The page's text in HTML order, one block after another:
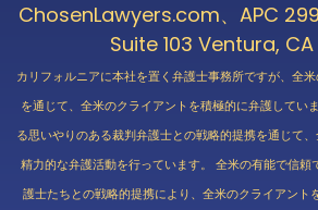
ChosenLawyers.com、APC
Suite 103 Ventura,
カリフォルニアに本社を置く弁護士事務所ですが、全
を通じて、全米のクライアントを積極的に弁護してい
る思いやりのある裁判弁護士との戦略的提携を通じて
精力的な弁護活動を行っています。 全米の有能で信頼
護士たちとの戦略的提携により、全米のクライアント